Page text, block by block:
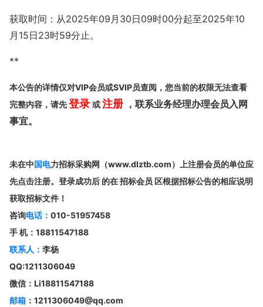
获取时间：从2025年09月30日09时00分起至2025年10
月15日23时59分止。
**
本公告的详情仅对VIP会员或SVIP员查阅，您当前的权限无法查看
完整内容，请先登录 或注册 ，联系业务经理办理会员入网
事宜。
未在中国电力招标采购网（www.dlztb.com）上注册会员的单位应
先点击注册。登录成功后 的在 招标会员 区根据招标公告的相应说明
获取招标文件！
咨询电话： 010-51957458
手 机：18811547188
联系人： 李杨
QQ:1211306049
微信：Li18811547188
邮箱 ：1211306049@qq.com